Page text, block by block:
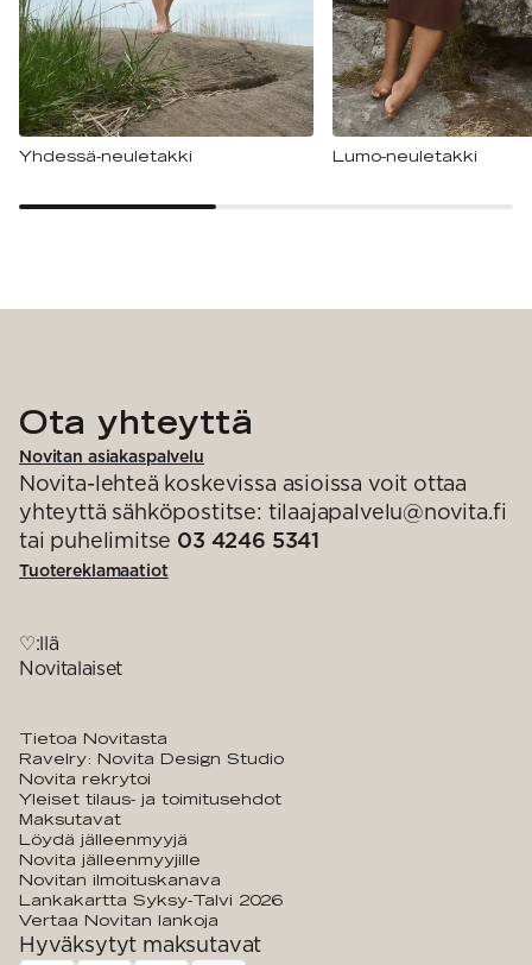
Yhdessä-neuletakki Lumo-neuletakki
Ota yhteyttä
Novitan asiakaspalvelu
Novita-lehteä koskevissa asioissa voit ottaa
yhteyttä sähköpostitse: tilaajapalvelu@novita.fi
tai puhelimitse 03 4246 5341
Tuotereklamaatiot
♡:llä
Novitalaiset
Tietoa Novitasta
Ravelry: Novita Design Studio
Novita rekrytoi
Yleiset tilaus- ja toimitusehdot
Maksutavat
Löydä jälleenmyyjä
Novita jälleenmyyjille
Novitan ilmoituskanava
Lankakartta Syksy-Talvi 2026
Vertaa Novitan lankoja
Hyväksytyt maksutavat